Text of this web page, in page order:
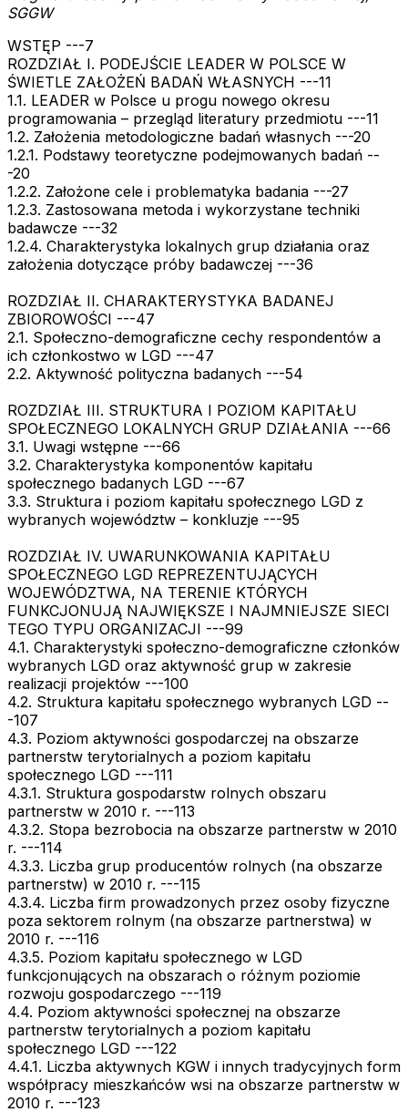
SGGW
WSTĘP ---7
ROZDZIAŁ I. PODEJŚCIE LEADER W POLSCE W
ŚWIETLE ZAŁOŻEŃ BADAŃ WŁASNYCH ---11
1.1. LEADER w Polsce u progu nowego okresu
programowania – przegląd literatury przedmiotu ---11
1.2. Założenia metodologiczne badań własnych ---20
1.2.1. Podstawy teoretyczne podejmowanych badań --
-20
1.2.2. Założone cele i problematyka badania ---27
1.2.3. Zastosowana metoda i wykorzystane techniki
badawcze ---32
1.2.4. Charakterystyka lokalnych grup działania oraz
założenia dotyczące próby badawczej ---36
ROZDZIAŁ II. CHARAKTERYSTYKA BADANEJ
ZBIOROWOŚCI ---47
2.1. Społeczno-demograficzne cechy respondentów a
ich członkostwo w LGD ---47
2.2. Aktywność polityczna badanych ---54
ROZDZIAŁ III. STRUKTURA I POZIOM KAPITAŁU
SPOŁECZNEGO LOKALNYCH GRUP DZIAŁANIA ---66
3.1. Uwagi wstępne ---66
3.2. Charakterystyka komponentów kapitału
społecznego badanych LGD ---67
3.3. Struktura i poziom kapitału społecznego LGD z
wybranych województw – konkluzje ---95
ROZDZIAŁ IV. UWARUNKOWANIA KAPITAŁU
SPOŁECZNEGO LGD REPREZENTUJĄCYCH
WOJEWÓDZTWA, NA TERENIE KTÓRYCH
FUNKCJONUJĄ NAJWIĘKSZE I NAJMNIEJSZE SIECI
TEGO TYPU ORGANIZACJI ---99
4.1. Charakterystyki społeczno-demograficzne członków
wybranych LGD oraz aktywność grup w zakresie
realizacji projektów ---100
4.2. Struktura kapitału społecznego wybranych LGD --
-107
4.3. Poziom aktywności gospodarczej na obszarze
partnerstw terytorialnych a poziom kapitału
społecznego LGD ---111
4.3.1. Struktura gospodarstw rolnych obszaru
partnerstw w 2010 r. ---113
4.3.2. Stopa bezrobocia na obszarze partnerstw w 2010
r. ---114
4.3.3. Liczba grup producentów rolnych (na obszarze
partnerstw) w 2010 r. ---115
4.3.4. Liczba firm prowadzonych przez osoby fizyczne
poza sektorem rolnym (na obszarze partnerstwa) w
2010 r. ---116
4.3.5. Poziom kapitału społecznego w LGD
funkcjonujących na obszarach o różnym poziomie
rozwoju gospodarczego ---119
4.4. Poziom aktywności społecznej na obszarze
partnerstw terytorialnych a poziom kapitału
społecznego LGD ---122
4.4.1. Liczba aktywnych KGW i innych tradycyjnych form
współpracy mieszkańców wsi na obszarze partnerstw w
2010 r. ---123